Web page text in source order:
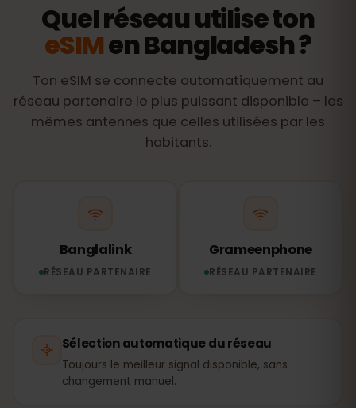
Quel réseau utilise ton
eSIMen Bangladesh ?
Ton eSIM se connecte automatiquement au
réseau partenaire le plus puissant disponible – les
mêmes antennes que celles utilisées par les
habitants.
Banglalink
RÉSEAU PARTENAIRE
Grameenphone
RÉSEAU PARTENAIRE
Sélection automatique du réseau
Toujours le meilleur signal disponible, sans
changement manuel.